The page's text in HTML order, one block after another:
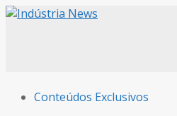
Conteúdos Exclusivos